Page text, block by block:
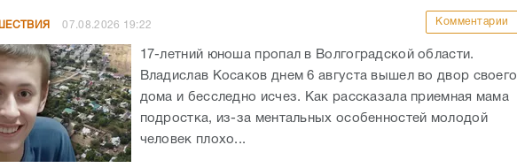
07.08.2026 19:22 Комментарии
17-летний юноша пропал в Волгоградской области.
Владислав Косаков днем 6 августа вышел во двор своего
дома и бесследно исчез. Как рассказала приемная мама
подростка, из-за ментальных особенностей молодой
человек плохо...